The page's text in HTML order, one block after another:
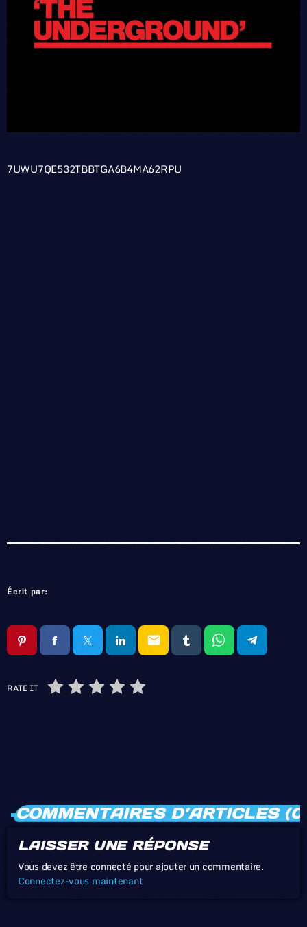
7UWU7QE532TBBTGA6B4MA62RPU
Écrit par:
email
RATE IT
COMMENTAIRES D’ARTICLES
LAISSER UNE RÉPONSE
Vous devez être connecté pour ajouter un commentaire.
Connectez-vous maintenant